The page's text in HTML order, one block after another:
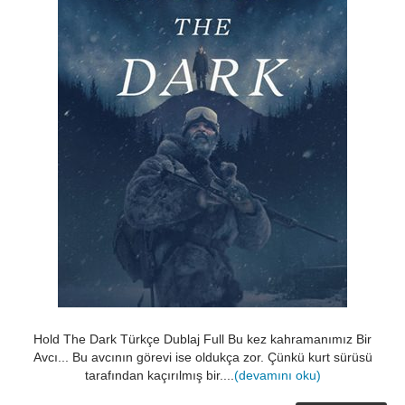
Hold The Dark Türkçe Dublaj Full Bu kez kahramanımız Bir
Avcı... Bu avcının görevi ise oldukça zor. Çünkü kurt sürüsü
tarafından kaçırılmış bir.... (devamını oku)